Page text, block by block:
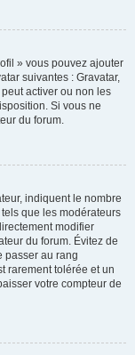
» vous pouvez ajouter
suivantes : Gravatar,
activer ou non les
Si vous ne
du forum.
indiquent le nombre
que les modérateurs
modifier
du forum. Évitez de
passer au rang
rarement tolérée et un
votre compteur de